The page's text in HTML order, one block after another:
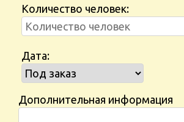
Количество человек:
Дата:
Дополнительная информация